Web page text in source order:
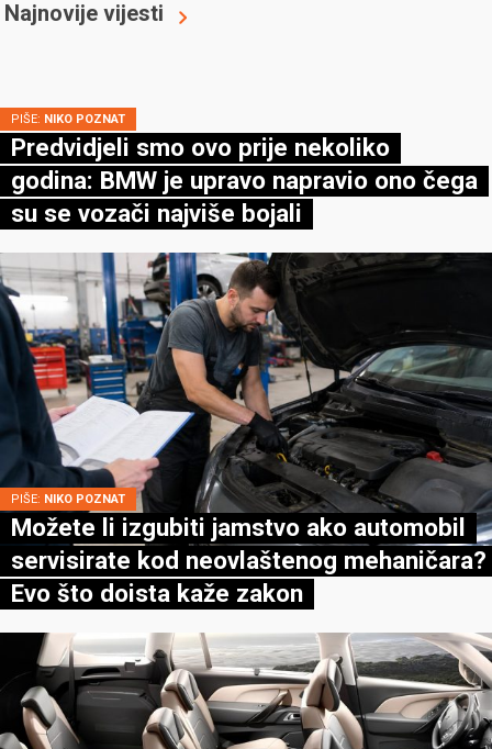
Najnovije vijesti
PIŠE: NIKO POZNAT
Predvidjeli smo ovo prije nekoliko
godina: BMW je upravo napravio ono čega
su se vozači najviše bojali
PIŠE: NIKO POZNAT
Možete li izgubiti jamstvo ako automobil
servisirate kod neovlaštenog mehaničara?
Evo što doista kaže zakon